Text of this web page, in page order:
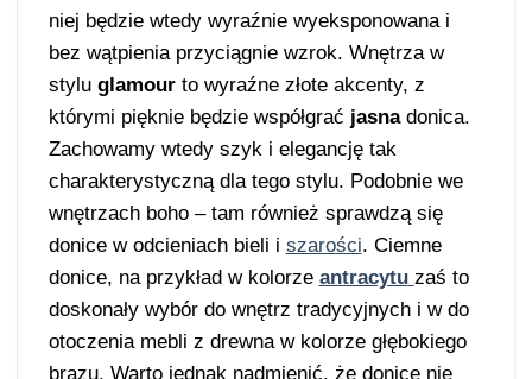
niej będzie wtedy wyraźnie wyeksponowana i
bez wątpienia przyciągnie wzrok. Wnętrza w
stylu glamourto wyraźne złote akcenty, z
którymi pięknie będzie współgrać jasnadonica.
Zachowamy wtedy szyk i elegancję tak
charakterystyczną dla tego stylu. Podobnie we
wnętrzach boho – tam również sprawdzą się
donice w odcieniach bieli i szarości. Ciemne
donice, na przykład w kolorze antracytu zaś to
doskonały wybór do wnętrz tradycyjnych i w do
otoczenia mebli z drewna w kolorze głębokiego
brązu. Warto jednak nadmienić, że donice nie